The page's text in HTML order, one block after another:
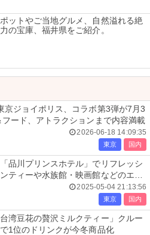
ットやご当地グルメ、自然溢れる絶
の宝庫、福井県をご紹介。
京ジョイポリス、コラボ第3弾が7月3
フード、アトラクションまで内容満載
2026-06-18 14:09:35
東京 国内
品川プリンスホテル」でリフレッシ
ティーや水族館・映画館などのエン
2025-05-04 21:13:56
東京 国内
湾豆花の贅沢ミルクティー」クルー
1位のドリンクが今冬商品化